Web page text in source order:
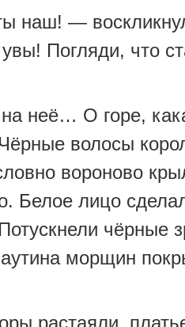
наш! —
Погляди, что
на неё… О горе,
волосы
вороново
Белое лицо
чёрные
морщин
растаяли,